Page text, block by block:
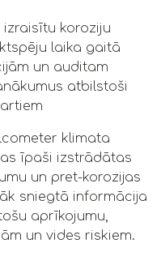
koroziju
laika gaitā
un auditam
atbilstoši
klimata
īpaši izstrādātas
un pret-korozijas
sniegtā informācija
aprīkojumu,
un vides riskiem.